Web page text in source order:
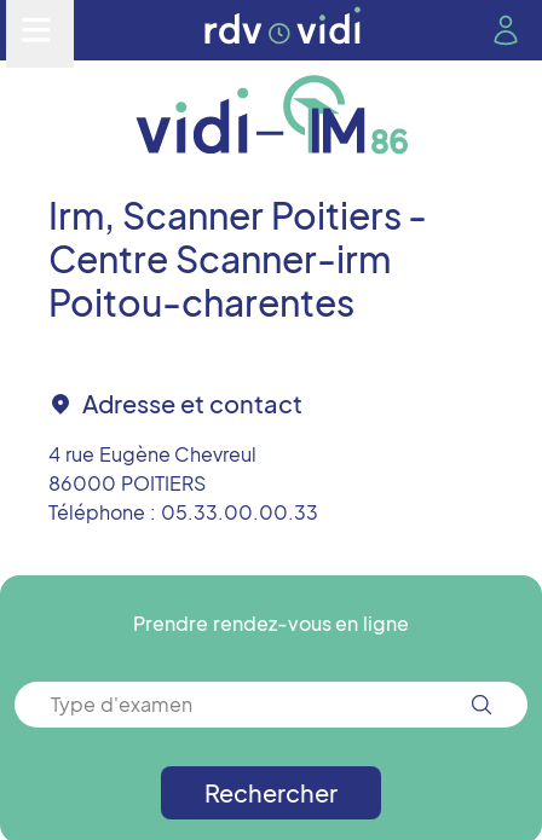
Irm, Scanner Poitiers -
Centre Scanner-irm
Poitou-charentes
Adresse et contact
4 rue Eugène Chevreul
86000 POITIERS
Téléphone : 05.33.00.00.33
Prendre rendez-vous en ligne
Type d'examen
Rechercher